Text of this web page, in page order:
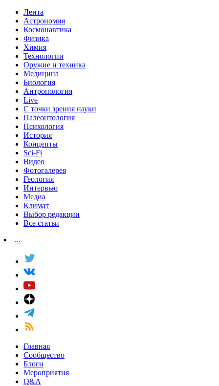
Лента
Астрономия
Космонавтика
Физика
Химия
Технологии
Оружие и техника
Медицина
Биология
Антропология
Live
С точки зрения науки
Палеонтология
Психология
История
Концепты
Sci-Fi
Видео
Фотогалерея
Геология
Интервью
Медиа
Климат
Выбор редакции
Все статьи
...
Главная
Сообщество
Блоги
Мероприятия
Q&A